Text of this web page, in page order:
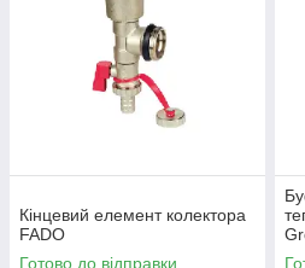
Кінцевий елемент колектора
FADO
Готово до відправки